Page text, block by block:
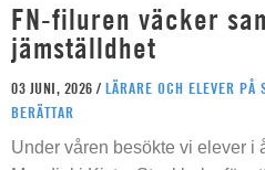
FN-filuren väcker
jämställdhet
03 JUNI, 2026 / LÄRARE OCH ELEVER PÅ
BERÄTTAR
Under våren besökte vi elever i